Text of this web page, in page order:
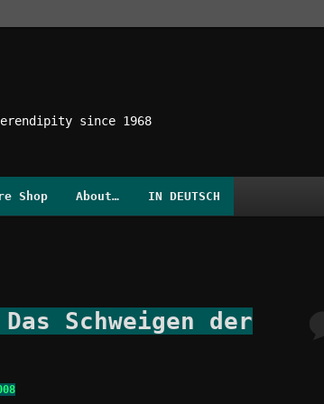
since 1968
Shop About… IN DEUTSCH
Schweigen der